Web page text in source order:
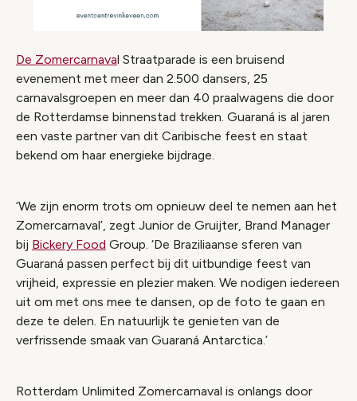
De Zomercarnaval Straatparade is een bruisend
evenement met meer dan 2.500 dansers, 25
carnavalsgroepen en meer dan 40 praalwagens die door
de Rotterdamse binnenstad trekken. Guaraná is al jaren
een vaste partner van dit Caribische feest en staat
bekend om haar energieke bijdrage.
‘We zijn enorm trots om opnieuw deel te nemen aan het
Zomercarnaval’, zegt Junior de Gruijter, Brand Manager
bij Bickery Food Group. ‘De Braziliaanse sferen van
Guaraná passen perfect bij dit uitbundige feest van
vrijheid, expressie en plezier maken. We nodigen iedereen
uit om met ons mee te dansen, op de foto te gaan en
deze te delen. En natuurlijk te genieten van de
verfrissende smaak van Guaraná Antarctica.’
Rotterdam Unlimited Zomercarnaval is onlangs door